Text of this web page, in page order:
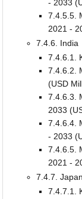
- 2033
7.4.5.5.
2021 -
7.4.6. India
7.4.6.1.
7.4.6.2.
(USD
7.4.6.3.
2033
7.4.6.4.
- 2033
7.4.6.5.
2021 -
7.4.7. Japan
7.4.7.1.